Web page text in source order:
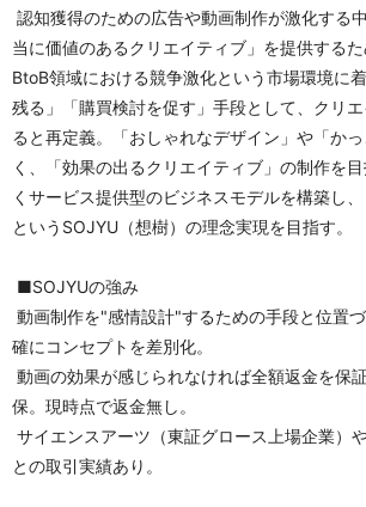
当に価値のあるクリエイティブ」を提供するた
BtoB領域における競争激化という市場環境に
残る」「購買検討を促す」手段として、クリ
ると再定義。「おしゃれなデザイン」や「か
く、「効果の出るクリエイティブ」の制作を
くサービス提供型のビジネスモデルを構築し、
というSOJYU（想樹）の理念実現を目指す。
■SOJYUの強み
確にコンセプトを差別化。
保。現時点で返金無し。
との取引実績あり。